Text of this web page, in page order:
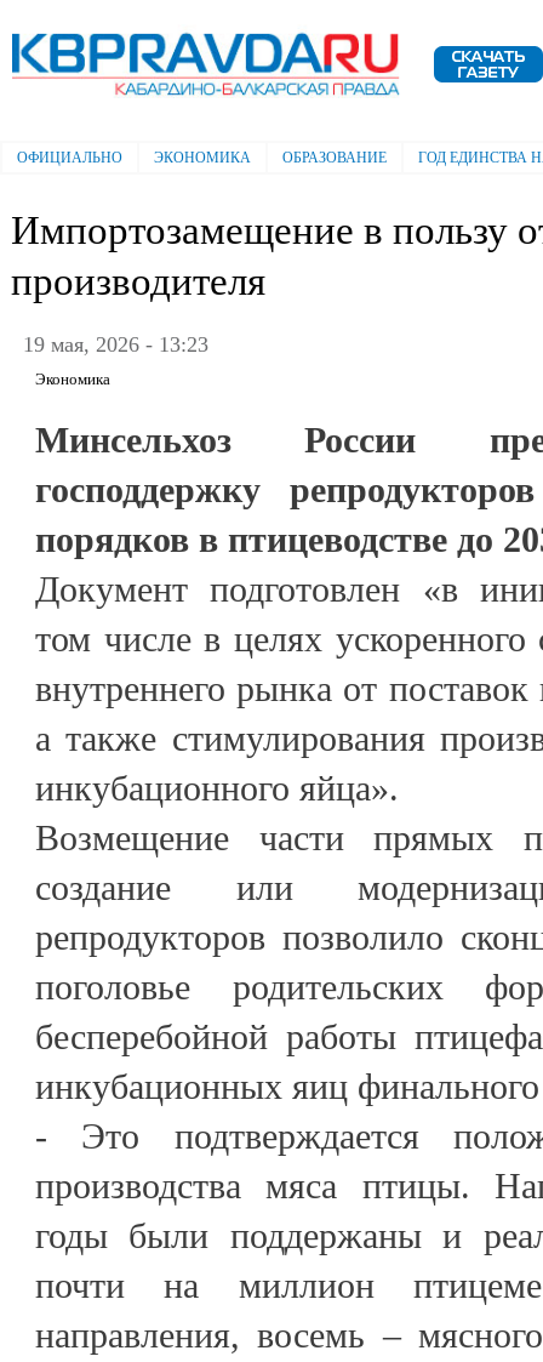
Электронная газета "Кабардино-
Балкарская правда"
Главное меню
ОФИЦИАЛЬНО ЭКОНОМИКА ОБРАЗОВАНИЕ ГОД ЕДИНСТВА
Импортозамещение в пользу
производителя
19 мая, 2026 - 13:23
Экономика
Минсельхоз России
господдержку
порядков в птицеводстве до
Документ подготовлен «в
том числе в целях
внутреннего рынка от
а также стимулирования
инкубационного яйца».
Возмещение части прямых
создание или
репродукторов позволило
поголовье родительских
бесперебойной работы
инкубационных яиц
- Это подтверждается
производства мяса птицы.
годы были поддержаны и
почти на миллион
направления, восемь –